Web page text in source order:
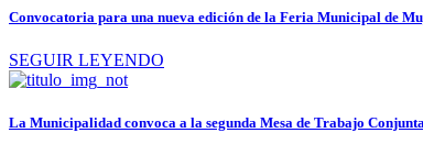
Convocatoria para una nueva edición de la Feria Municipal de
SEGUIR LEYENDO
La Municipalidad convoca a la segunda Mesa de Trabajo